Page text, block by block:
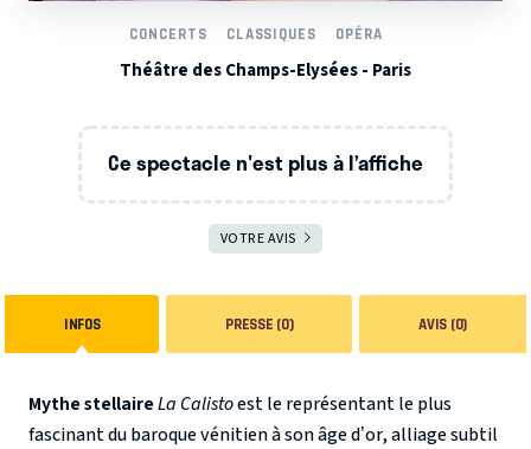
CONCERTS CLASSIQUES OPÉRA
Théâtre des Champs-Elysées - Paris
Ce spectacle n'est plus à l’affiche
VOTRE AVIS
INFOS PRESSE (0) AVIS (0)
Mythe stellaireLa Calistoest le représentant le plus
fascinant du baroque vénitien à son âge d’or, alliage subtil